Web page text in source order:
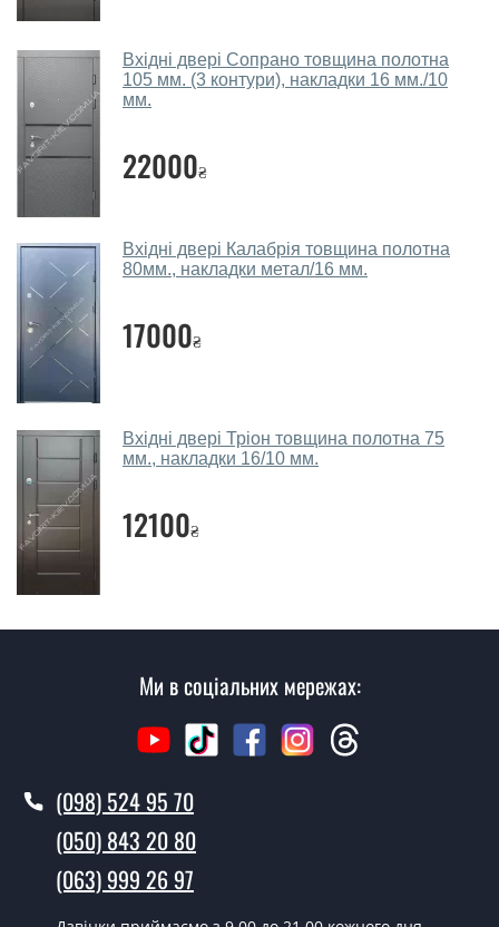
Які двері вхідні порадите?
Наші рекомендації залежать від необхідних
параметрів, бюджету та інших факторів. Підбір
вхідних дверей проводиться індивідуально для
кожного відвідувача.
Так, робимо. Наші фахівці можуть зробити замір та
консультацію на виїзді. Кожен співробітник має із
собою каталоги кольорів та візерунків. Після виміру та
консультації Ви можете оформити заявку, не
відвідуючи наш офіс.
Виклик замірника-консультанта коштує 450 грн.
Ви робите установку вхідних дверей?
Так робимо. Монтаж вхідних дверей проводиться
згідно з чергою, у всі дні крім неділі.
Вартість встановлення дверей Неаполь - від 1600 грн.
Як швидко можете встановити двері
Неаполь?
У той самий день протягом кількох годин, за умови
Чи можна на сьогодні викликати
замірника?
Вхідні двері Сопрано товщина полотна
105 мм. (3 контури), накладки 16 мм./10
мм.
22000₴
Вхідні двері Калабрія товщина полотна
80мм., накладки метал/16 мм.
17000₴
Вхідні двері Тріон товщина полотна 75
мм., накладки 16/10 мм.
12100₴
Ми в соціальних мережах:
(098) 524 95 70
(050) 843 20 80
(063) 999 26 97